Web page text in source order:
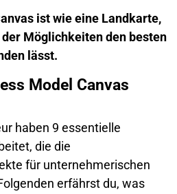
ist wie eine Landkarte,
Möglichkeiten den besten
lässt.
Model Canvas
haben 9 essentielle
die die
für unternehmerischen
erfährst du, was